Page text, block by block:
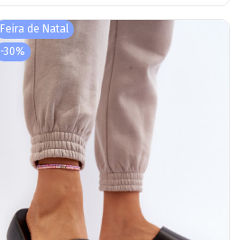
Feira de Natal
-30%